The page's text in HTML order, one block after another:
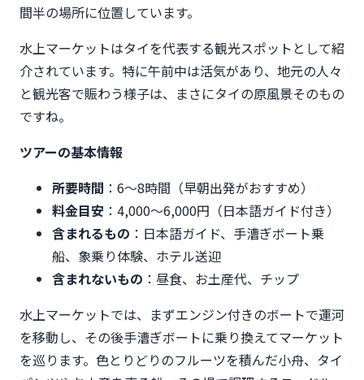
間半の場所に位置しています。
水上マーケットはタイを代表する観光スポットとして紹
介されています。特に午前中は活気があり、地元の人々
と観光客で賑わう様子は、まさにタイの原風景そのもの
ですね。
ツアーの基本情報
所要時間 ：6〜8時間（早朝出発がおすすめ）
料金目安 ：4,000〜6,000円（日本語ガイド付き）
含まれるもの ：日本語ガイド、手漕ぎボート乗
船、象乗り体験、ホテル送迎
含まれないもの ：昼食、お土産代、チップ
水上マーケットでは、まずエンジン付きのボートで運河
を移動し、その後手漕ぎボートに乗り換えてマーケット
を巡ります。色とりどりのフルーツを積んだ小舟、タイ